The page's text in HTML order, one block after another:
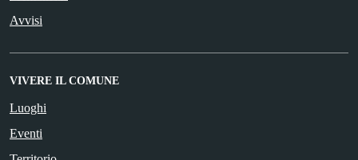
Avvisi
VIVERE IL COMUNE
Luoghi
Eventi